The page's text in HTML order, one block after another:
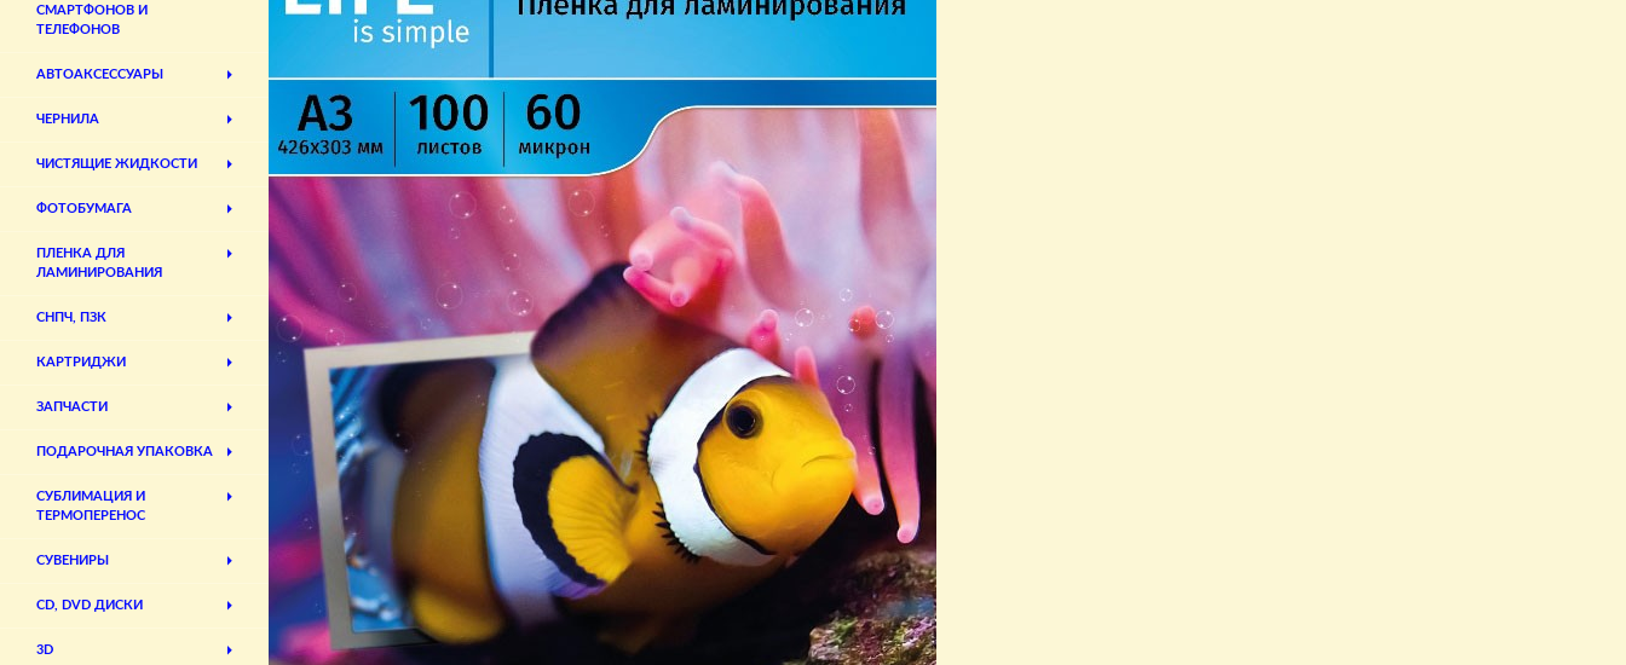
СМАРТФОНОВ И
ТЕЛЕФОНОВ
АВТОАКСЕССУАРЫ
ЧЕРНИЛА
ЧИСТЯЩИЕ ЖИДКОСТИ
ФОТОБУМАГА
ПЛЕНКА ДЛЯ
ЛАМИНИРОВАНИЯ
СНПЧ, ПЗК
КАРТРИДЖИ
ЗАПЧАСТИ
ПОДАРОЧНАЯ УПАКОВКА
СУБЛИМАЦИЯ И
ТЕРМОПЕРЕНОС
СУВЕНИРЫ
CD, DVD ДИСКИ
3D